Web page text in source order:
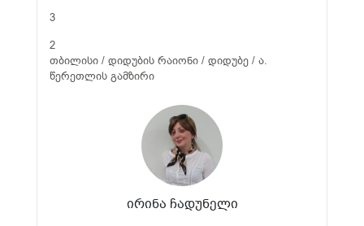
3
2
თბილისი / დიდუბის რაიონი / დიდუბე / ა.
წერეთლის გამზირი
ირინა ჩადუნელი